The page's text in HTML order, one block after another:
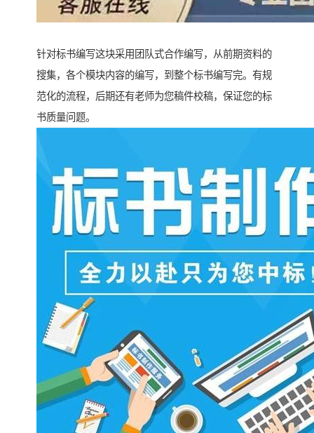
针对标书编写这块采用团队式合作编写，从前期资料的
搜集，各个模块内容的编写，到整个标书编写完。有规
范化的流程，后期还有老师为您稿件校稿，保证您的标
书质量问题。